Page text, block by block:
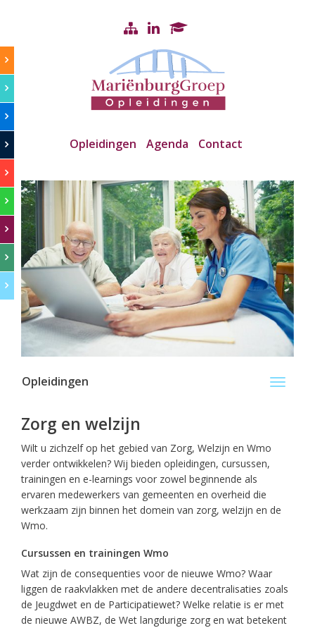
Opleidingen Agenda Contact
Toggle
Opleidingen
Zorg en welzijn
Wilt u zichzelf op het gebied van Zorg, Welzijn en Wmo
verder ontwikkelen? Wij bieden opleidingen, cursussen,
trainingen en e-learnings voor zowel beginnende als
ervaren medewerkers van gemeenten en overheid die
werkzaam zijn binnen het domein van zorg, welzijn en de
Wmo.
Cursussen en trainingen Wmo
Wat zijn de consequenties voor de nieuwe Wmo? Waar
liggen de raakvlakken met de andere decentralisaties zoals
de Jeugdwet en de Participatiewet? Welke relatie is er met
de nieuwe AWBZ, de Wet langdurige zorg en wat betekent